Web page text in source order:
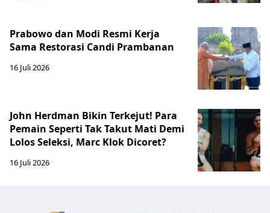
Prabowo dan Modi Resmi Kerja
Sama Restorasi Candi Prambanan
16 Juli 2026
John Herdman Bikin Terkejut! Para
Pemain Seperti Tak Takut Mati Demi
Lolos Seleksi, Marc Klok Dicoret?
16 Juli 2026